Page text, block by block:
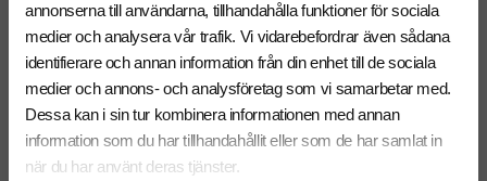
annonserna till användarna, tillhandahålla funktioner för sociala
medier och analysera vår trafik. Vi vidarebefordrar även sådana
identifierare och annan information från din enhet till de sociala
medier och annons- och analysföretag som vi samarbetar med.
Dessa kan i sin tur kombinera informationen med annan
information som du har tillhandahållit eller som de har samlat in
när du har använt deras tjänster.
Vi hjälper dig gärna!